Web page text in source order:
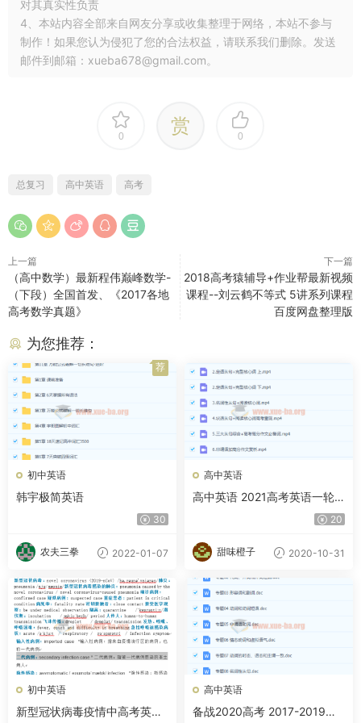
对其真实性负责
4、本站内容全部来自网友分享或收集整理于网络，本站不参与
制作！如果您认为侵犯了您的合法权益，请联系我们删除。发送
邮件到邮箱：xueba678@gmail.com。
0 赏 0
总复习 高中英语 高考
上一篇
（高中数学）最新程伟巅峰数学-
（下段）全国首发、《2017各地
高考数学真题》
下一篇
2018高考猿辅导+作业帮最新视频
课程--刘云鹤不等式 5讲系列课程
百度网盘整理版
为您推荐：
初中英语
韩宇极简英语
30
农夫三拳 2022-01-07
荐
高中英语
高中英语 2021高考英语一轮
20
甜味橙子 2020-10-31
初中英语
新型冠状病毒疫情中高考英语
高中英语
备战2020高考 2017-2019年